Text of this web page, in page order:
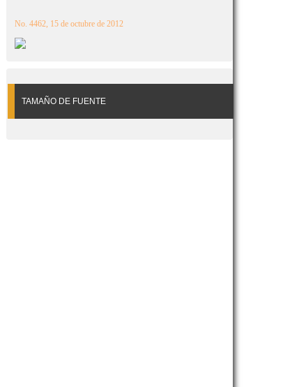
No. 4462, 15 de octubre de 2012
TAMAÑO DE FUENTE